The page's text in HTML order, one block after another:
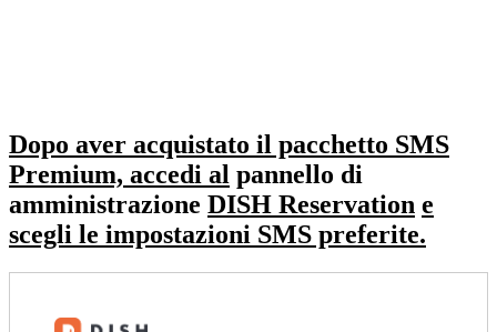
Dopo aver acquistato il pacchetto SMS
Premium, accedi al pannello di
amministrazione DISH Reservation e
scegli le impostazioni SMS preferite.